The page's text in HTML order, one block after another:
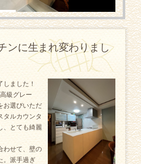
ンに生まれ変わりまし
しました！
級グレー
お選びいただ
タルカウンタ
、とても綺麗
わせて、壁の
。派手過ぎ